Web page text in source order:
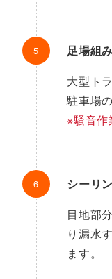
足場組
大型ト
駐車場
※騒音作
シーリ
目地部
り漏水
ます。